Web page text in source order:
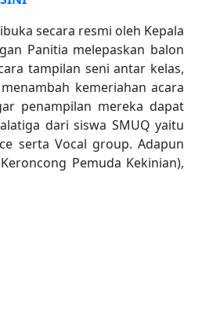
secara resmi oleh Kepala
Panitia melepaskan balon
tampilan seni antar kelas,
kemeriahan acara
penampilan mereka dapat
dari siswa SMUQ yaitu
serta Vocal group. Adapun
Pemuda Kekinian),